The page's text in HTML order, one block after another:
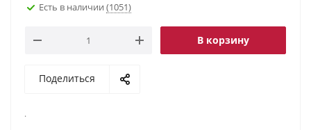
Есть в наличии (1051)
В корзину
Поделиться
.